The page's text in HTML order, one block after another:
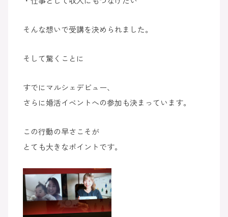
そんな想いで受講を決められました。
そして驚くことに
すでにマルシェデビュー、
さらに婚活イベントへの参加も決まっています。
この行動の早さこそが
とても大きなポイントです。